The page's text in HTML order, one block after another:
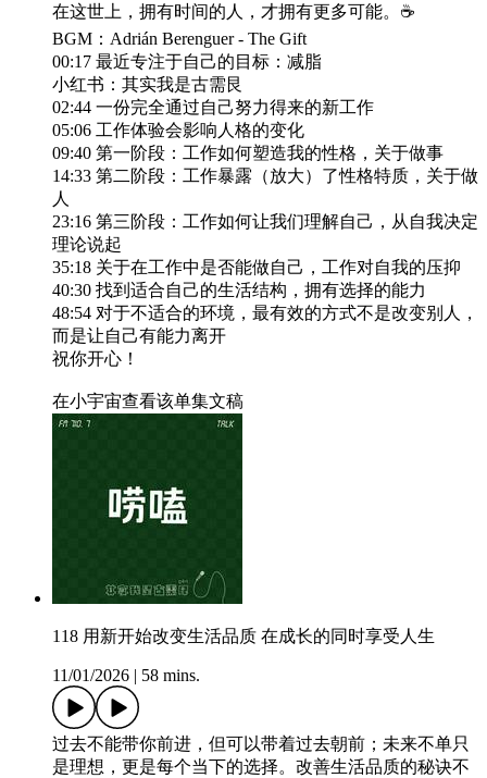
在这世上，拥有时间的人，才拥有更多可能。☕️
BGM：Adrián Berenguer - The Gift
00:17 最近专注于自己的目标：减脂
小红书：其实我是古需艮
02:44 一份完全通过自己努力得来的新工作
05:06 工作体验会影响人格的变化
09:40 第一阶段：工作如何塑造我的性格，关于做事
14:33 第二阶段：工作暴露（放大）了性格特质，关于做
人
23:16 第三阶段：工作如何让我们理解自己，从自我决定
理论说起
35:18 关于在工作中是否能做自己，工作对自我的压抑
40:30 找到适合自己的生活结构，拥有选择的能力
48:54 对于不适合的环境，最有效的方式不是改变别人，
而是让自己有能力离开
祝你开心！
在小宇宙查看该单集文稿
118 用新开始改变生活品质 在成长的同时享受人生
11/01/2026 | 58 mins.
过去不能带你前进，但可以带着过去朝前；未来不单只
是理想，更是每个当下的选择。改善生活品质的秘诀不